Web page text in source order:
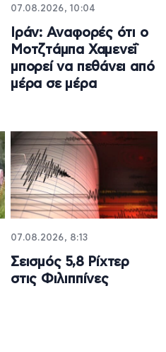
07.08.2026, 10:04
Ιράν: Αναφορές ότι ο
Μοτζτάμπα Χαμενεΐ
μπορεί να πεθάνει από
μέρα σε μέρα
07.08.2026, 8:13
Σεισμός 5,8 Ρίχτερ
στις Φιλιππίνες